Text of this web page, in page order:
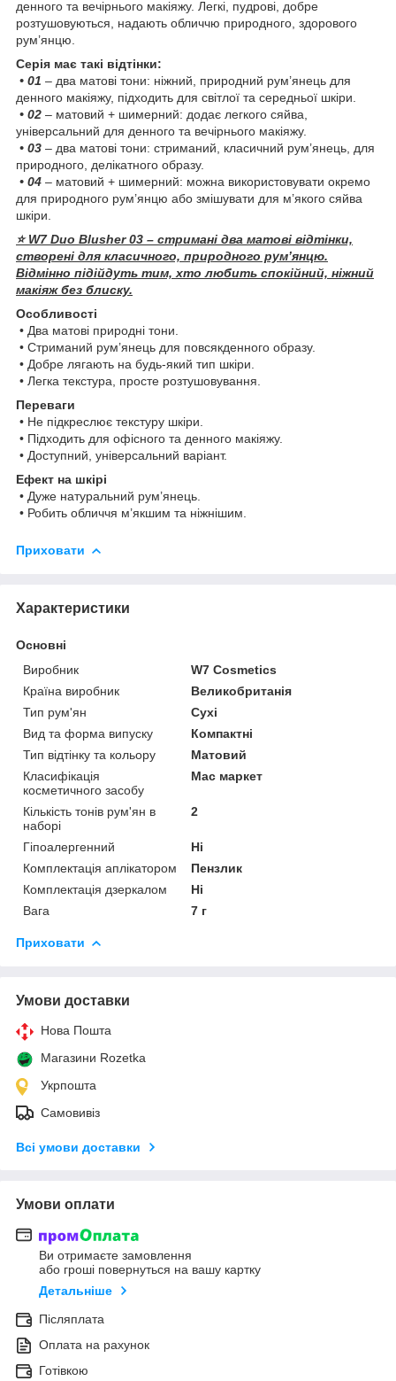
денного та вечірнього макіяжу. Легкі, пудрові, добре
розтушовуються, надають обличчю природного, здорового
рум’янцю.
Серія має такі відтінки:
• 01 – два матові тони: ніжний, природний рум’янець для
денного макіяжу, підходить для світлої та середньої шкіри.
• 02 – матовий + шимерний: додає легкого сяйва,
універсальний для денного та вечірнього макіяжу.
• 03 – два матові тони: стриманий, класичний рум’янець, для
природного, делікатного образу.
• 04 – матовий + шимерний: можна використовувати окремо
для природного рум’янцю або змішувати для м’якого сяйва
шкіри.
⭐ W7 Duo Blusher 03 – стримані два матові відтінки,
створені для класичного, природного рум’янцю.
Відмінно підійдуть тим, хто любить спокійний, ніжний
макіяж без блиску.
Особливості
• Два матові природні тони.
• Стриманий рум’янець для повсякденного образу.
• Добре лягають на будь-який тип шкіри.
• Легка текстура, просте розтушовування.
Переваги
• Не підкреслює текстуру шкіри.
• Підходить для офісного та денного макіяжу.
• Доступний, універсальний варіант.
Ефект на шкірі
• Дуже натуральний рум’янець.
• Робить обличчя м’якшим та ніжнішим.
Приховати
Характеристики
Основні
Виробник
W7 Cosmetics
Країна виробник
Великобританія
Тип рум'ян
Сухі
Вид та форма випуску
Компактні
Тип відтінку та кольору
Матовий
Класифікація
косметичного засобу
Мас маркет
Кількість тонів рум'ян в
наборі
2
Гіпоалергенний
Ні
Комплектація аплікатором
Пензлик
Комплектація дзеркалом
Ні
Вага
7 г
Приховати
Умови доставки
Нова Пошта
Магазини Rozetka
Укрпошта
Самовивіз
Всі умови доставки
Умови оплати
Ви отримаєте замовлення
або гроші повернуться на вашу картку
Детальніше
Післяплата
Оплата на рахунок
Готівкою